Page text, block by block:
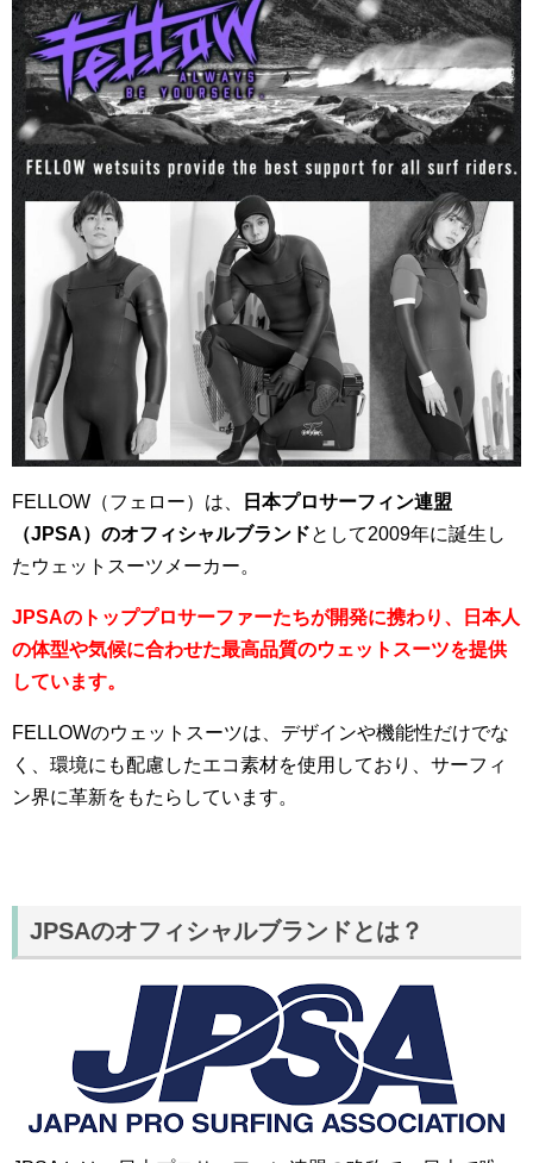
FELLOW（フェロー）は、
日本プロサーフィン連盟
（JPSA）のオフィシャルブランドとして2009年に誕生し
たウェットスーツメーカー。
JPSAのトッププロサーファーたちが開発に携わり、日本人
の体型や気候に合わせた最高品質のウェットスーツを提供
しています。
FELLOWのウェットスーツは、デザインや機能性だけでな
く、環境にも配慮したエコ素材を使用しており、サーフィ
ン界に革新をもたらしています。
JPSAのオフィシャルブランドとは？